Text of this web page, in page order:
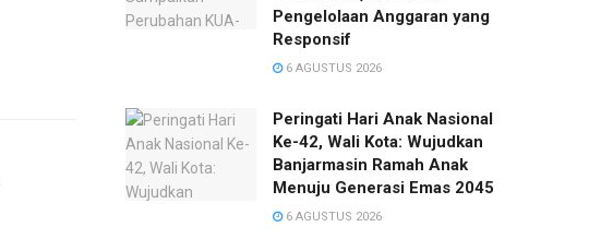
Pengelolaan Anggaran yang
Responsif
6 AGUSTUS 2026
Peringati Hari Anak Nasional
Ke-42, Wali Kota: Wujudkan
Banjarmasin Ramah Anak
Menuju Generasi Emas 2045
6 AGUSTUS 2026